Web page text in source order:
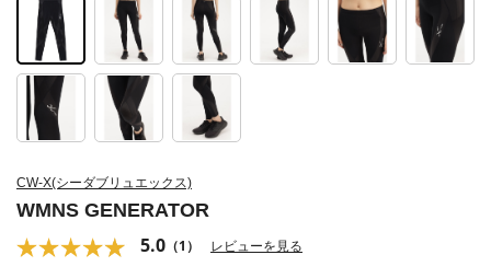
CW-X(シーダブリュエックス)
WMNS GENERATOR
5.0 （1） レビューを見る